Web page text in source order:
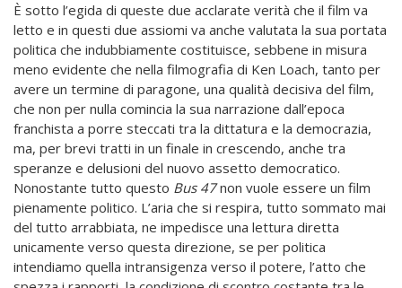
È sotto l’egida di queste due acclarate verità che il film va
letto e in questi due assiomi va anche valutata la sua portata
politica che indubbiamente costituisce, sebbene in misura
meno evidente che nella filmografia di Ken Loach, tanto per
avere un termine di paragone, una qualità decisiva del film,
che non per nulla comincia la sua narrazione dall’epoca
franchista a porre steccati tra la dittatura e la democrazia,
ma, per brevi tratti in un finale in crescendo, anche tra
speranze e delusioni del nuovo assetto democratico.
Nonostante tutto questo Bus 47non vuole essere un film
pienamente politico. L’aria che si respira, tutto sommato mai
del tutto arrabbiata, ne impedisce una lettura diretta
unicamente verso questa direzione, se per politica
intendiamo quella intransigenza verso il potere, l’atto che